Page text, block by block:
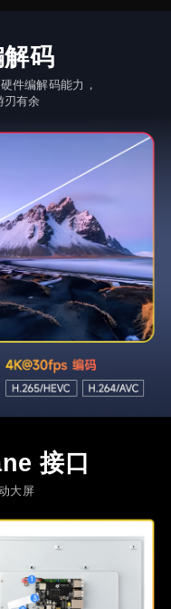
码
件编解码能力，
刃有余
接口
大屏